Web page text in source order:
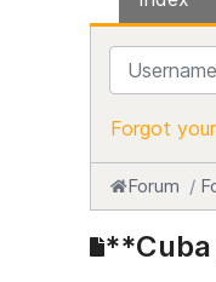
Username
Forgot
Forum